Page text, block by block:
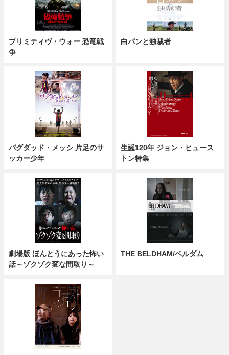
プリミティヴ・ウォー 恐竜戦
争
白パンと独裁者
バグダッド・メッシ 片足のサ
ッカー少年
生誕120年 ジョン・ヒュース
トン特集
劇場版 ほんとうにあった怖い
話～ゾクゾク変な間取り～
THE BELDHAM/ベルダム